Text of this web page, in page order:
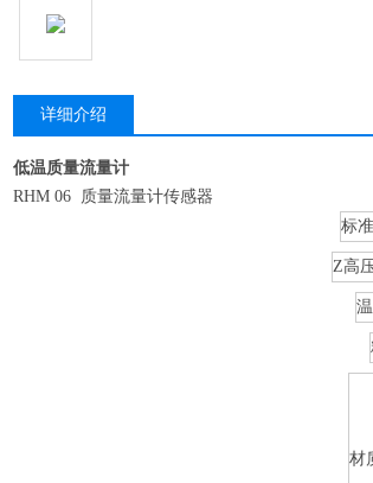
详细介绍
低温质量流量计
RHM 06 质量流量计传感器
标
Z高
材